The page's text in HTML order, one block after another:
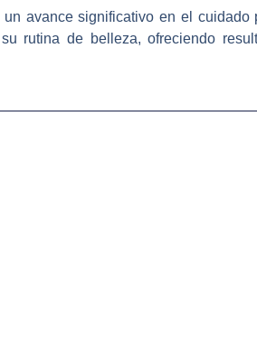
avance significativo en el
rutina de belleza, ofreciendo